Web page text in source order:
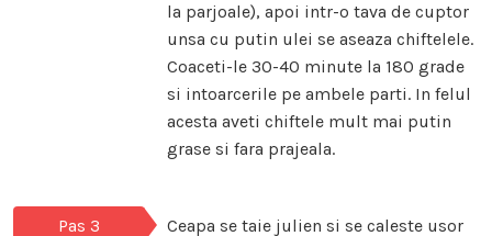
la parjoale), apoi intr-o tava de cuptor
unsa cu putin ulei se aseaza chiftelele.
Coaceti-le 30-40 minute la 180 grade
si intoarcerile pe ambele parti. In felul
acesta aveti chiftele mult mai putin
grase si fara prajeala.
Pas 3
Ceapa se taie julien si se caleste usor